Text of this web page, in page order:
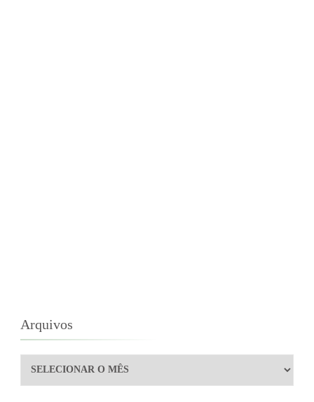
Arquivos
Arquivos